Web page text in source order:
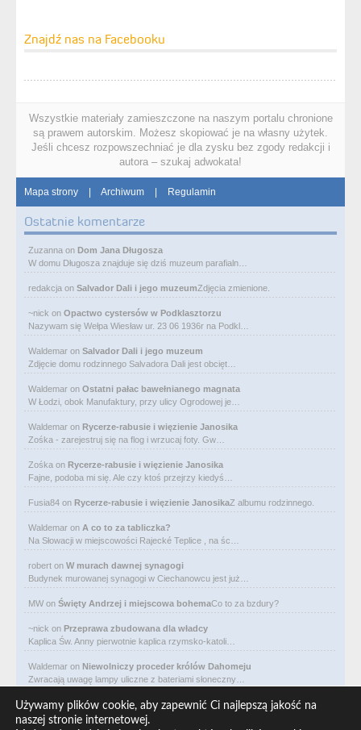
Znajdź nas na Facebooku
Wszystkie materiały zamieszczone na naszym portalu chronione
są prawem autorskim. Możesz skopiować je na własny użytek.
Jeśli chcesz rozpowszechniać je dla zysku bez zgody redakcji i
autora – szukaj adwokata!
Mapa strony | Archiwum | Regulamin
Ostatnie komentarze
Zuzanna on Dom Jana Długosza
W domu Długosza znajduje się dziś muzeum parafialn…
redakcja on Salvador Dali i jego muzeumZdjęcia zmienione.
~nick on Opactwo cystersów w Podklasztorzu
Nazywam się Wełpa Wiesław ur. 23 06 1936r na Podkl…
Waldemar on Salvador Dali i jego muzeum
Zdjęcie domu rodzinnego Salvadora Dali jest obcięt…
Waldemar on Ostatni pałac bawełnianego magnata
W Łodzi, obok Manufaktury, przy ulicy Ogrodowej je…
Waldemar on Rycerze-rabusie i więzienie Janosika
Zośka - zarejestruj się na flog i wrzucaj foty. Gw…
Zośka on Rycerze-rabusie i więzienie Janosika
Fajne, podoba mi się. Ale czy ktoś przejrzy kiedyś…
Fusia84 on Rycerze-rabusie i więzienie JanosikaZ albumu rodzinnego.
Waldemar on A co to za tabliczka?
Na Słowacji w miejscowości Rajecké Teplice , na śc…
robert on W murach dawnej synagogi
Budynek murowanej synagogi w Ciechanowcu jest już…
MW on Święty Andrzej i miejscowa bohemaCo to za bzdury?
~nick on Przeprawa zbudowana dla władcy
Kaplica Św. Anny pierwotnie kaplica rzymsko-katoli…
Waldemar on Niewolniczy proceder królów Dahomeju
Zwracają uwagę lampy uliczne z bateriami słoneczny…
Waldemar on Adam Asnyk. Poeta z mojego miasta
CIEKAWOSTKA że pod banderą Malty pływa statek m/v…
Używamy plików cookie, aby zapewnić Ci najlepszą jakość na
naszej stronie internetowej.